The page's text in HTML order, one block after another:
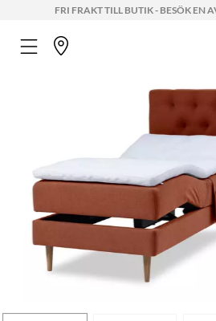
FRI FRAKT TILL BUTIK - BESÖK EN